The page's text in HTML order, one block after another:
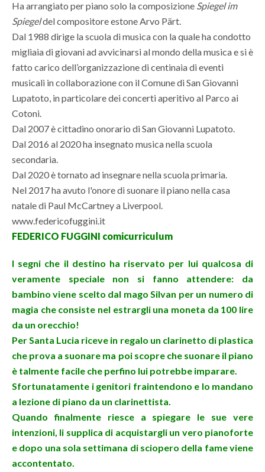
Ha arrangiato per piano solo la composizione Spiegel im
Spiegeldel compositore estone Arvo Pärt.
Dal 1988 dirige la scuola di musica con la quale ha condotto
migliaia di giovani ad avvicinarsi al mondo della musica e si è
fatto carico dell’organizzazione di centinaia di eventi
musicali in collaborazione con il Comune di San Giovanni
Lupatoto, in particolare dei concerti aperitivo al Parco ai
Cotoni.
Dal 2007 è cittadino onorario di San Giovanni Lupatoto.
Dal 2016 al 2020 ha insegnato musica nella scuola
secondaria.
Dal 2020 è tornato ad insegnare nella scuola primaria.
Nel 2017 ha avuto l'onore di suonare il piano nella casa
natale di Paul McCartney a Liverpool.
www.federicofuggini.it
FEDERICO FUGGINI comicurriculum
I segni che il destino ha riservato per lui qualcosa di
veramente speciale non si fanno attendere: da
bambino viene scelto dal mago Silvan per un numero di
magia che consiste nel estrargli una moneta da 100 lire
da un orecchio!
Per Santa Lucia riceve in regalo un clarinetto di plastica
che prova a suonare ma poi scopre che suonare il piano
è talmente facile che perfino lui potrebbe imparare.
Sfortunatamente i genitori fraintendono e lo mandano
a lezione di piano da un clarinettista.
Quando finalmente riesce a spiegare le sue vere
intenzioni, li supplica di acquistargli un vero pianoforte
e dopo una sola settimana di sciopero della fame viene
accontentato.